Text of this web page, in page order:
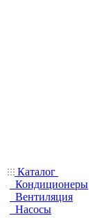
Каталог
Кондиционеры
Вентиляция
Насосы